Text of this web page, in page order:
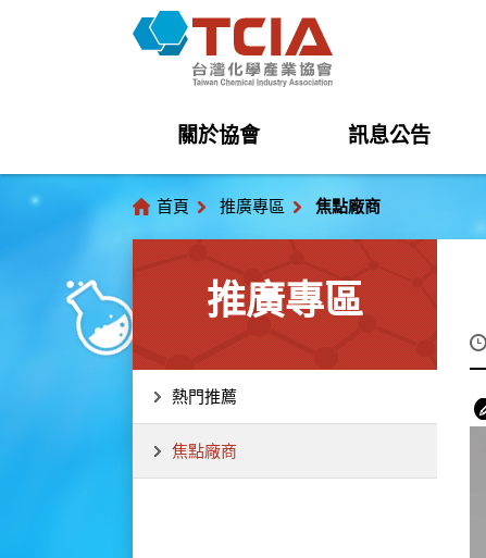
關於協會 訊息公告
首頁 推廣專區 焦點廠商
推廣專區
熱門推薦
焦點廠商